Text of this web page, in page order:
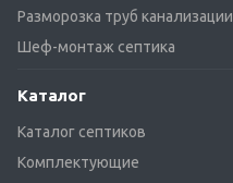
Разморозка труб канализации
Шеф-монтаж септика
Каталог
Каталог септиков
Комплектующие